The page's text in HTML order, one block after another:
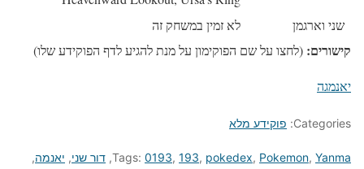
שני וארגמן
לא זמין במשחק זה
קישורים: (לחצו על שם הפוקימון על מנת להגיע לדף הפוקידע שלו)
יאנמגה
Categories: פוקידע מלא
Tags: 0193, 193, pokedex, Pokemon, Yanma
, דור שני, יאנמה,